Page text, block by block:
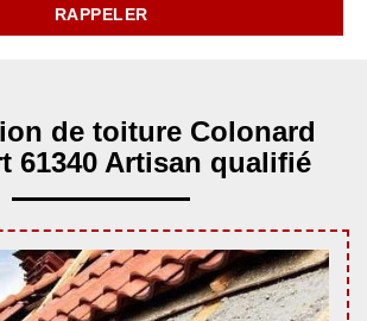
de toiture Colonard
61340 Artisan qualifié